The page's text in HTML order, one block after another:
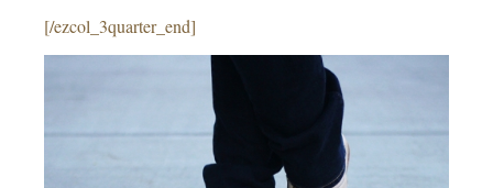
[/ezcol_3quarter_end]